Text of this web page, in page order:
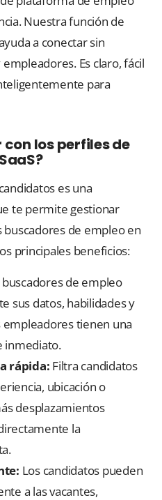
Nuestra función de
a conectar sin
Es claro, fácil
para
con los perfiles de
es una
te permite gestionar
de empleo en
principales beneficios:
buscadores de empleo
sus datos, habilidades y
empleadores tienen una
inmediato.
rápida: Filtra candidatos
ubicación o
desplazamientos
la
Los candidatos pueden
a las vacantes,